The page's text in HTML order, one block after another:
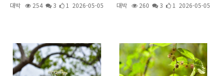
대박 254 3 1 2026-05-05 대박 260 3 1 2026-05-05